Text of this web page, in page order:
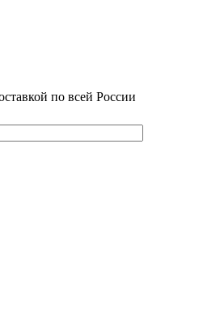
по всей России